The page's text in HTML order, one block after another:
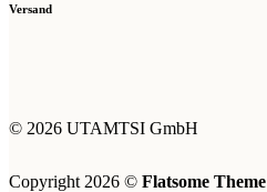
Versand
© 2026 UTAMTSI GmbH
Copyright 2026 © Flatsome Theme